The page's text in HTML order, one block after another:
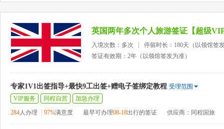
英国两年多次个人旅游签证【超级
入境次数：多次
停留时长：180天（以领馆签
签证有效期：2年（以领馆签发为准）
专家1V1出签指导+最快9工出签+赠电子签绑定教程 受理范围
VIP服务
同程自营
加急办理
284人办理 97%满意度 最早可办理08-18出行的签证 供应商：同程国旅